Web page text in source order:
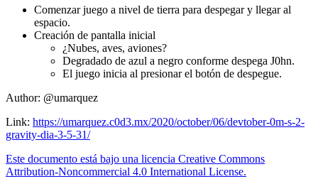
Comenzar juego a nivel de tierra para despegar y llegar al
espacio.
Creación de pantalla inicial
¿Nubes, aves, aviones?
Degradado de azul a negro conforme despega J0hn.
El juego inicia al presionar el botón de despegue.
Author: @umarquez
Link: https://umarquez.c0d3.mx/2020/october/06/devtober-0m-s-2-
gravity-dia-3-5-31/
Este documento está bajo una licencia Creative Commons
Attribution-Noncommercial 4.0 International License.